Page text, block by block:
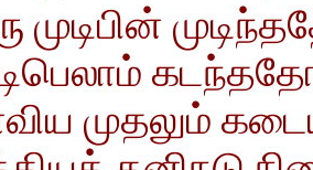
முடிபின்
முதலும்